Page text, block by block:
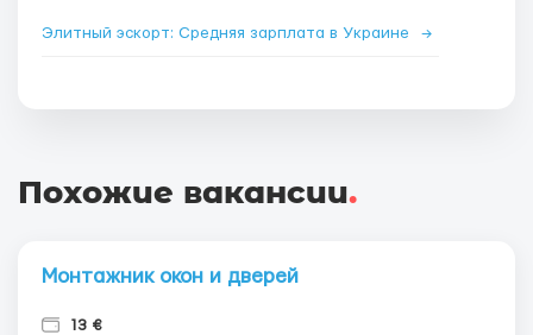
Элитный эскорт: Средняя зарплата в Украине →
Похожие вакансии.
Монтажник окон и дверей
13 €